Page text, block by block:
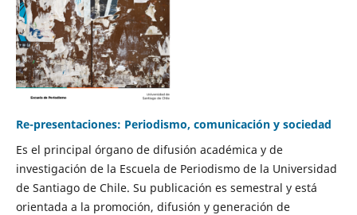
Re-presentaciones: Periodismo, comunicación y sociedad
Es el principal órgano de difusión académica y de
investigación de la Escuela de Periodismo de la Universidad
de Santiago de Chile. Su publicación es semestral y está
orientada a la promoción, difusión y generación de